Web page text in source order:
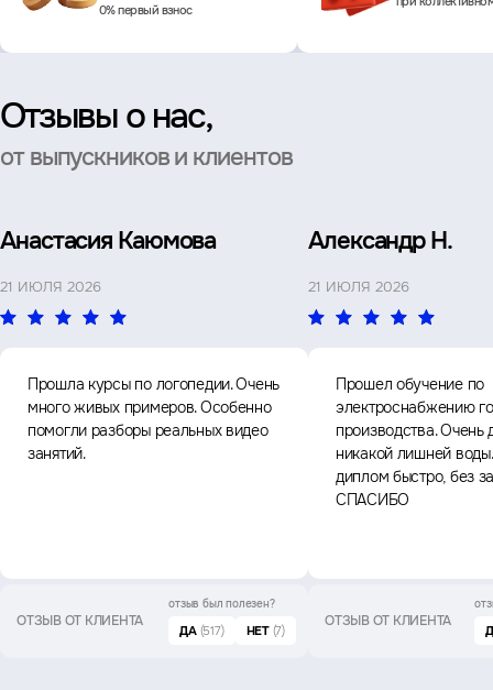
0% первый взнос
Отзывы о нас,
от выпускников и клиентов
Анастасия Каюмова
21 ИЮЛЯ 2026
Прошла курсы по логопедии. Очень
много живых примеров. Особенно
помогли разборы реальных видео
занятий.
ОТЗЫВ ОТ КЛИЕНТА
отзыв был полезен?
ДА (517) НЕТ (7)
Александр Н.
21 ИЮЛЯ 2026
Прошел обучение по
электроснабжению
производства. Очень
никакой лишней
диплом быстро, без
СПАСИБО
ОТЗЫВ ОТ КЛИЕНТА